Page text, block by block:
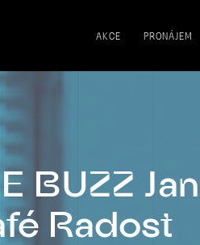
AKCE PRONÁJEM
BUZZ
Radost